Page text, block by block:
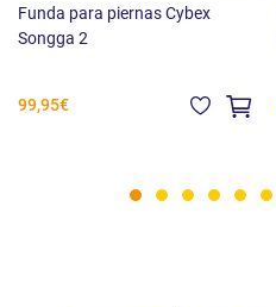
Funda para piernas Cybex
Songga 2
99,95€